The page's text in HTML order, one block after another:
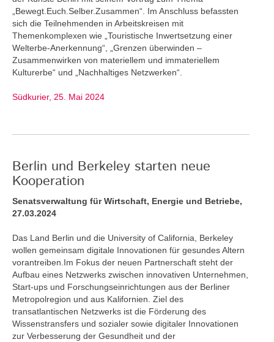
„Bewegt.Euch.Selber.Zusammen“. Im Anschluss befassten
sich die Teilnehmenden in Arbeitskreisen mit
Themenkomplexen wie „Touristische Inwertsetzung einer
Welterbe-Anerkennung“, „Grenzen überwinden –
Zusammenwirken von materiellem und immateriellem
Kulturerbe“ und „Nachhaltiges Netzwerken“.
Südkurier, 25. Mai 2024
Berlin und Berkeley starten neue
Kooperation
Senatsverwaltung für Wirtschaft, Energie und Betriebe,
27.03.2024
Das Land Berlin und die University of California, Berkeley
wollen gemeinsam digitale Innovationen für gesundes Altern
vorantreiben.Im Fokus der neuen Partnerschaft steht der
Aufbau eines Netzwerks zwischen innovativen Unternehmen,
Start-ups und Forschungseinrichtungen aus der Berliner
Metropolregion und aus Kalifornien. Ziel des
transatlantischen Netzwerks ist die Förderung des
Wissenstransfers und sozialer sowie digitaler Innovationen
zur Verbesserung der Gesundheit und der